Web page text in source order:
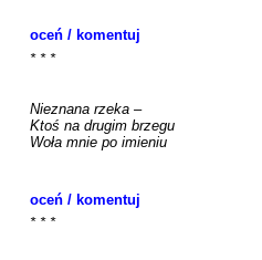
oceń / komentuj
* * *
Nieznana rzeka –
Ktoś na drugim brzegu
Woła mnie po imieniu
oceń / komentuj
* * *